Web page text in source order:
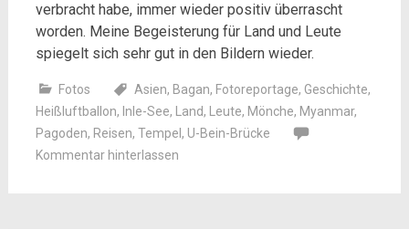
verbracht habe, immer wieder positiv überrascht
worden. Meine Begeisterung für Land und Leute
spiegelt sich sehr gut in den Bildern wieder.
Fotos Asien, Bagan, Fotoreportage, Geschichte,
Heißluftballon, Inle-See, Land, Leute, Mönche, Myanmar,
Pagoden, Reisen, Tempel , U-Bein-Brücke
Kommentar hinterlassen